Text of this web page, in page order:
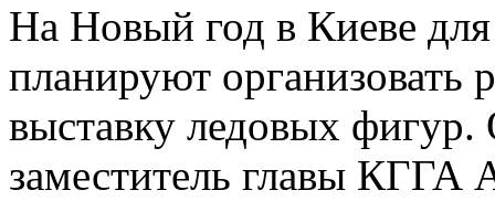
На Новый год в Киеве
планируют организовать
выставку ледовых
заместитель главы КГГА